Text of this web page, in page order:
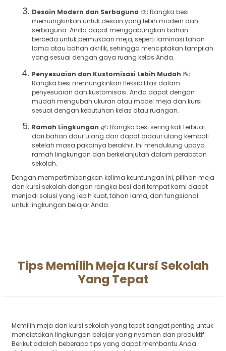
Desain Modern dan Serbaguna 🎨: Rangka besi
memungkinkan untuk desain yang lebih modern dan
serbaguna. Anda dapat menggabungkan bahan
berbeda untuk permukaan meja, seperti laminasi tahan
lama atau bahan akrilik, sehingga menciptakan tampilan
yang sesuai dengan gaya ruang kelas Anda.
Penyesuaian dan Kustomisasi Lebih Mudah 📝:
Rangka besi memungkinkan fleksibilitas dalam
penyesuaian dan kustomisasi. Anda dapat dengan
mudah mengubah ukuran atau model meja dan kursi
sesuai dengan kebutuhan kelas atau ruangan.
Ramah Lingkungan 🌿: Rangka besi sering kali terbuat
dari bahan daur ulang dan dapat didaur ulang kembali
setelah masa pakainya berakhir. Ini mendukung upaya
ramah lingkungan dan berkelanjutan dalam perabotan
sekolah.
Dengan mempertimbangkan kelima keuntungan ini, pilihan meja
dan kursi sekolah dengan rangka besi dari tempat kami dapat
menjadi solusi yang lebih kuat, tahan lama, dan fungsional
untuk lingkungan belajar Anda.
Tips Memilih Meja Kursi Sekolah
Yang Tepat
Memilih meja dan kursi sekolah yang tepat sangat penting untuk
menciptakan lingkungan belajar yang nyaman dan produktif.
Berikut adalah beberapa tips yang dapat membantu Anda